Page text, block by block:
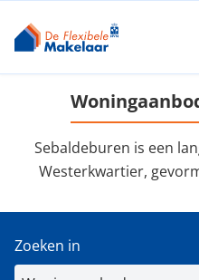
Sebaldeburen is een
Westerkwartier,
Zoeken in